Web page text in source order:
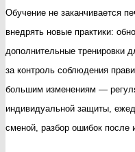
Обучение не заканчивается
внедрять новые практики:
дополнительные тренировки
за контроль соблюдения
большим изменениям —
индивидуальной защиты,
сменой, разбор ошибок после